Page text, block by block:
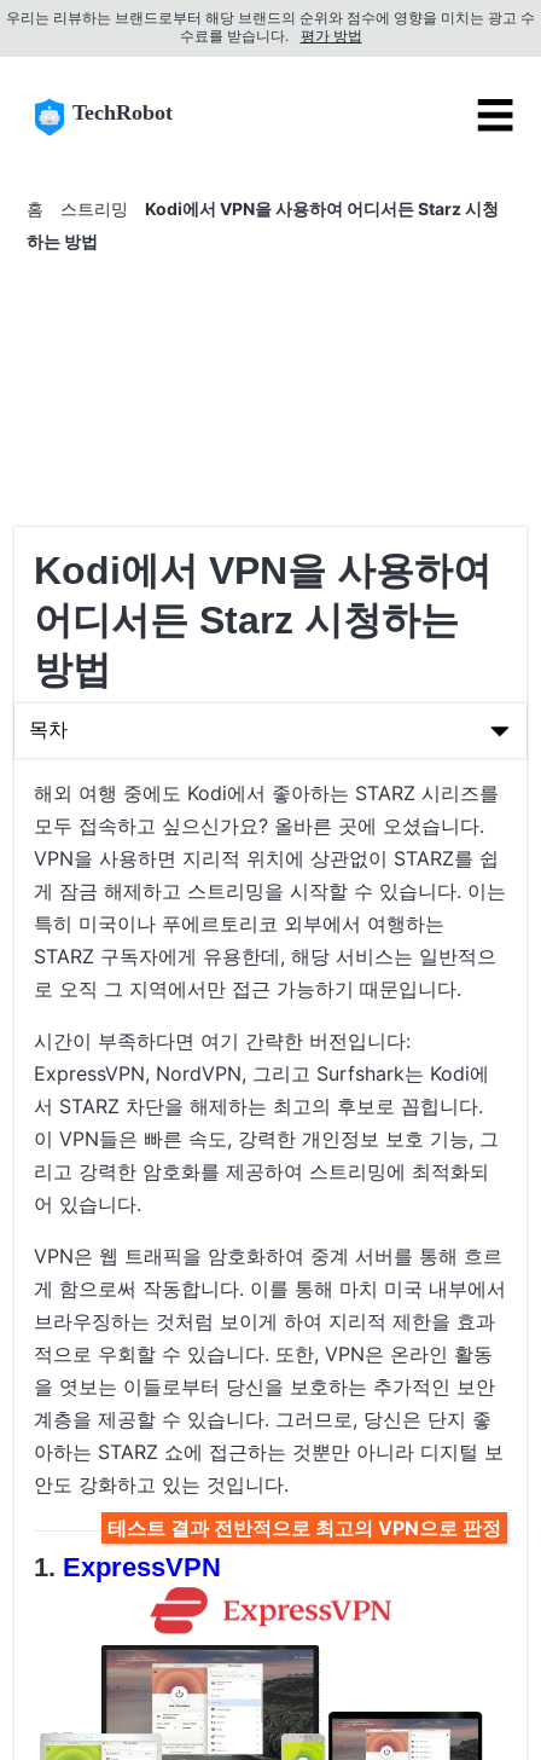
우리는 리뷰하는 브랜드로부터 해당 브랜드의 순위와 점수에 영향을 미치는 광고 수
수료를 받습니다.
평가 방법
TechRobot ☰
홈 스트리밍
Kodi에서 VPN을 사용하여 어디서든 Starz 시청
하는 방법
Kodi에서 VPN을 사용하여
어디서든 Starz 시청하는
방법
목차
코디와 VPN 사용의 기본 이해
단계별: VPN을 사용하여 Kodi에서 Starz 시청하기
VPN을 사용하여 어디서나 Starz에 접속하는 최종 생각
해외 여행 중에도 Kodi에서 좋아하는 STARZ 시리즈를
모두 접속하고 싶으신가요? 올바른 곳에 오셨습니다.
VPN을 사용하면 지리적 위치에 상관없이 STARZ를 쉽
게 잠금 해제하고 스트리밍을 시작할 수 있습니다. 이는
특히 미국이나 푸에르토리코 외부에서 여행하는
STARZ 구독자에게 유용한데, 해당 서비스는 일반적으
로 오직 그 지역에서만 접근 가능하기 때문입니다.
시간이 부족하다면 여기 간략한 버전입니다:
ExpressVPN, NordVPN, 그리고 Surfshark는 Kodi에
서 STARZ 차단을 해제하는 최고의 후보로 꼽힙니다.
이 VPN들은 빠른 속도, 강력한 개인정보 보호 기능, 그
리고 강력한 암호화를 제공하여 스트리밍에 최적화되
어 있습니다.
VPN은 웹 트래픽을 암호화하여 중계 서버를 통해 흐르
게 함으로써 작동합니다. 이를 통해 마치 미국 내부에서
브라우징하는 것처럼 보이게 하여 지리적 제한을 효과
적으로 우회할 수 있습니다. 또한, VPN은 온라인 활동
을 엿보는 이들로부터 당신을 보호하는 추가적인 보안
계층을 제공할 수 있습니다. 그러므로, 당신은 단지 좋
아하는 STARZ 쇼에 접근하는 것뿐만 아니라 디지털 보
안도 강화하고 있는 것입니다.
테스트 결과 전반적으로 최고의 VPN으로 판정
ExpressVPN